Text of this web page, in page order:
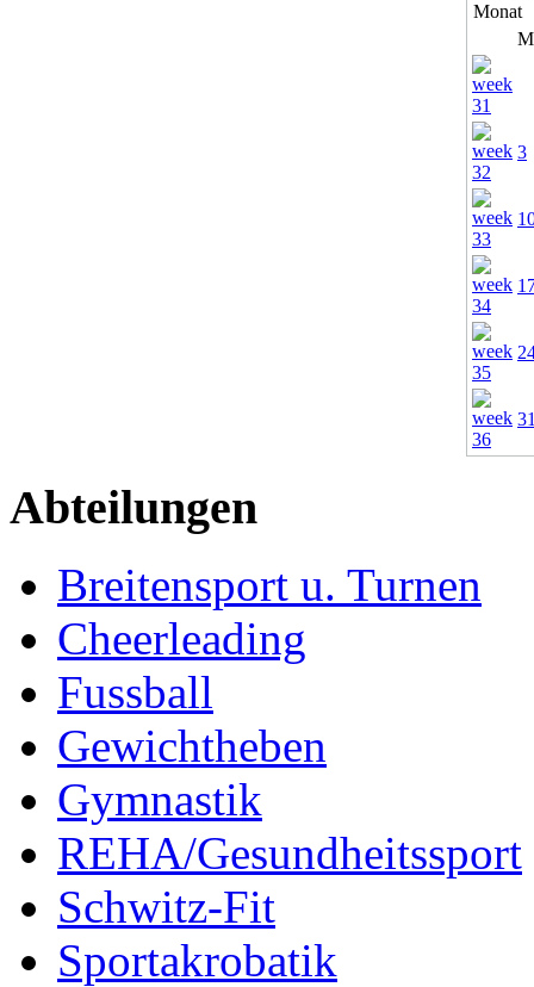
3
Abteilungen
Breitensport u. Turnen
Cheerleading
Fussball
Gewichtheben
Gymnastik
REHA/Gesundheitssport
Schwitz-Fit
Sportakrobatik